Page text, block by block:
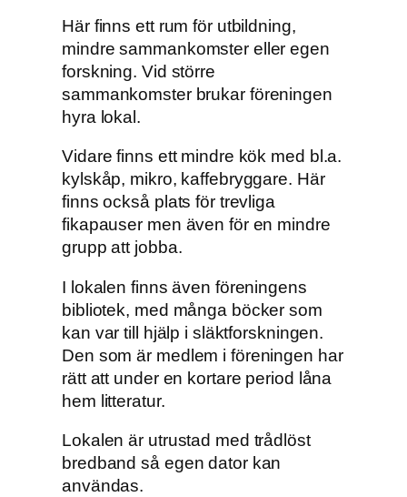
Här finns ett rum för utbildning,
mindre sammankomster eller egen
forskning. Vid större
sammankomster brukar föreningen
hyra lokal.
Vidare finns ett mindre kök med bl.a.
kylskåp, mikro, kaffebryggare. Här
finns också plats för trevliga
fikapauser men även för en mindre
grupp att jobba.
I lokalen finns även föreningens
bibliotek, med många böcker som
kan var till hjälp i släktforskningen.
Den som är medlem i föreningen har
rätt att under en kortare period låna
hem litteratur.
Lokalen är utrustad med trådlöst
bredband så egen dator kan
användas.